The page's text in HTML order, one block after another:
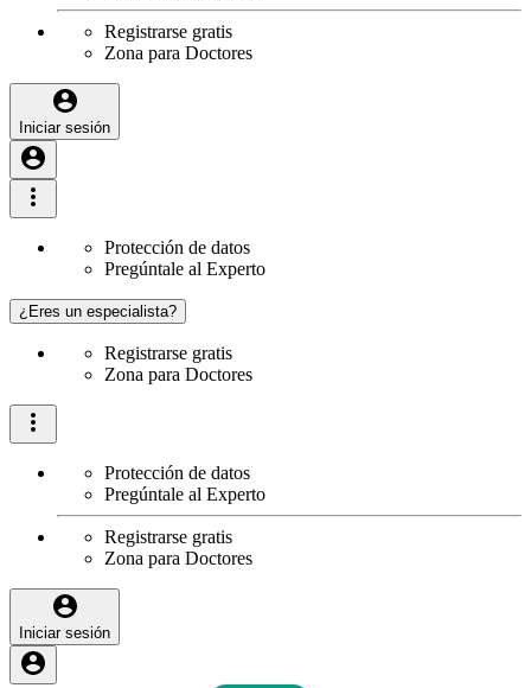
Registrarse gratis
Zona para Doctores
Iniciar sesión
Protección de datos
Pregúntale al Experto
¿Eres un especialista?
Registrarse gratis
Zona para Doctores
Protección de datos
Pregúntale al Experto
Registrarse gratis
Zona para Doctores
Iniciar sesión